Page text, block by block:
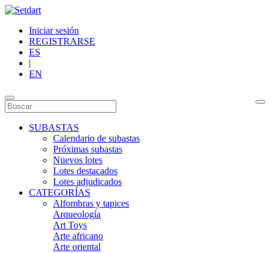
Iniciar sesión
REGISTRARSE
ES
|
EN
SUBASTAS
Calendario de subastas
Próximas subastas
Nuevos lotes
Lotes destacados
Lotes adjudicados
CATEGORÍAS
Alfombras y tapices
Arqueología
Art Toys
Arte africano
Arte oriental